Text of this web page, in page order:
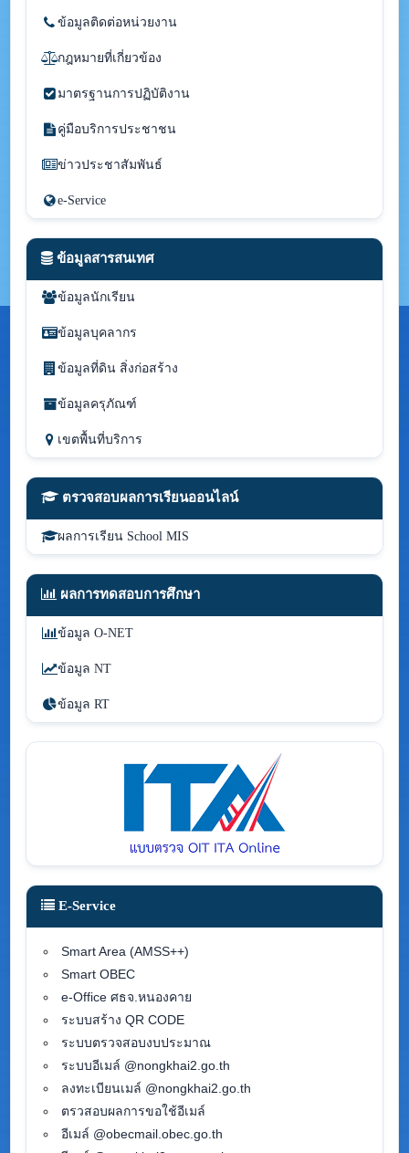
ข้อมูลติดต่อหน่วยงาน
กฎหมายที่เกี่ยวข้อง
มาตรฐานการปฏิบัติงาน
คู่มือบริการประชาชน
ข่าวประชาสัมพันธ์
e-Service
ข้อมูลสารสนเทศ
ข้อมูลนักเรียน
ข้อมูลบุคลากร
ข้อมูลที่ดิน สิ่งก่อสร้าง
ข้อมูลครุภัณฑ์
เขตพื้นที่บริการ
ตรวจสอบผลการเรียนออนไลน์
ผลการเรียน School MIS
ผลการทดสอบการศึกษา
ข้อมูล O-NET
ข้อมูล NT
ข้อมูล RT
E-Service
Smart Area (AMSS++)
Smart OBEC
e-Office ศธจ.หนองคาย
ระบบสร้าง QR CODE
ระบบตรวจสอบงบประมาณ
ระบบอีเมล์ @nongkhai2.go.th
ลงทะเบียนเมล์ @nongkhai2.go.th
ตรวสอบผลการขอใช้อีเมล์
อีเมล์ @obecmail.obec.go.th